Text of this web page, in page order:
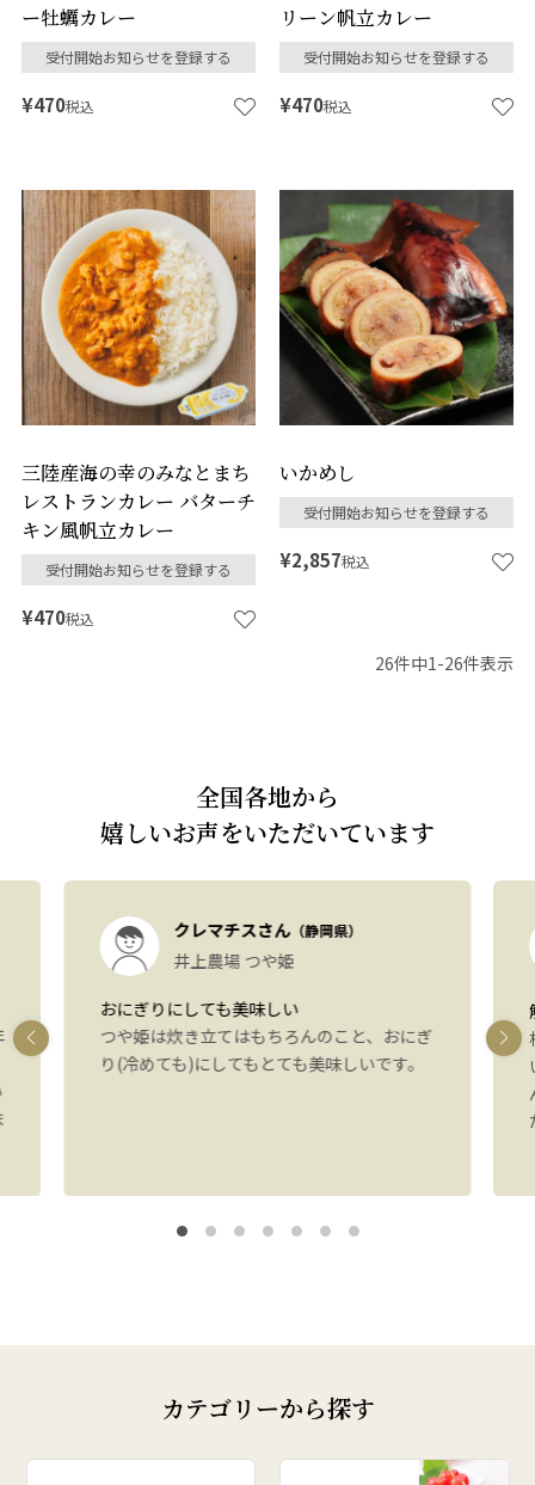
ー牡蠣カレー
受付開始お知らせを登録する
¥470税込
リーン帆立カレー
受付開始お知らせを登録する
¥470税込
三陸産海の幸のみなとまち
レストランカレー バターチ
キン風帆立カレー
受付開始お知らせを登録する
¥470税込
いかめし
受付開始お知らせを登録する
¥2,857税込
26件中1 -26件表示
全国各地から
嬉しいお声をいただいています
クレマチスさん（静岡県）
井上農場 つや姫
おにぎりにしても美味しい
つや姫は炊き立てはもちろんのこと、おにぎ
り(冷めても)にしてもとても美味しいです。
カテゴリーから探す